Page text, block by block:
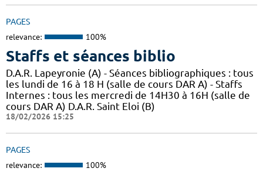
PAGES
relevance: 100%
Staffs et séances biblio
D.A.R. Lapeyronie (A) - Séances bibliographiques : tous
les lundi de 16 à 18 H (salle de cours DAR A) - Staffs
Internes : tous les mercredi de 14H30 à 16H (salle de
cours DAR A) D.A.R. Saint Eloi (B)
18/02/2026 15:25
PAGES
relevance: 100%